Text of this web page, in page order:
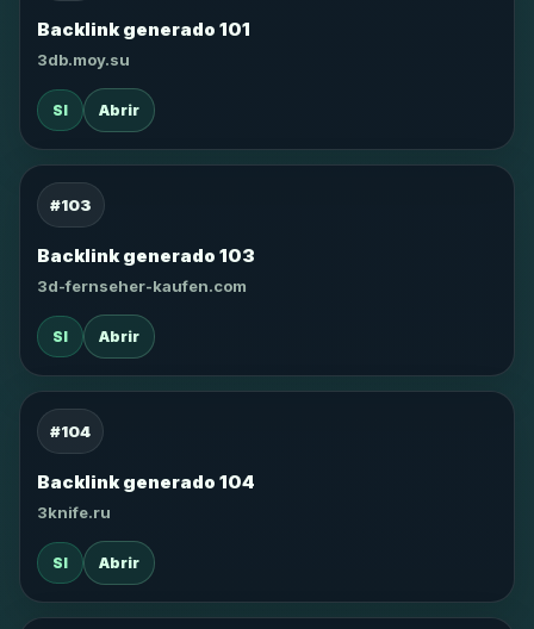
Backlink generado 101
3db.moy.su
SI Abrir
#103
Backlink generado 103
3d-fernseher-kaufen.com
SI Abrir
#104
Backlink generado 104
3knife.ru
SI Abrir